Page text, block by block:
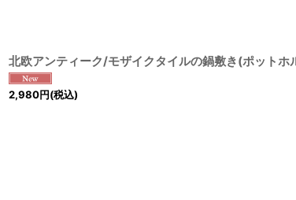
北欧アンティーク/モザイクタイルの鍋敷き(ポットホ
2,980円(税込)